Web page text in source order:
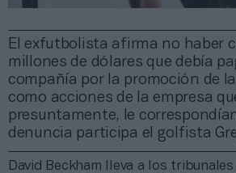
El exfutbolista afirma no haber
millones de dólares que debía
compañía por la promoción de
como acciones de la empresa
presuntamente, le
denuncia participa el golfista
David Beckham lleva a los tribunales